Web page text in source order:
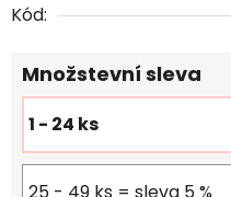
Kód:
Množstevní sleva
1 - 24 ks
25 - 49 ks = sleva 5 %